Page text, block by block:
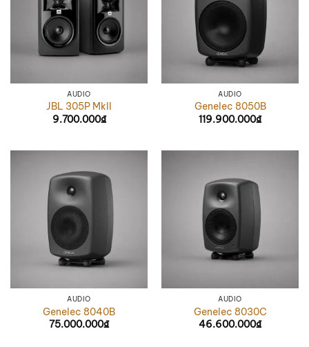
AUDIO
JBL 305P MkII
9.700.000₫
AUDIO
Genelec 8050B
119.900.000₫
AUDIO
Genelec 8040B
75.000.000₫
AUDIO
Genelec 8030C
46.600.000₫